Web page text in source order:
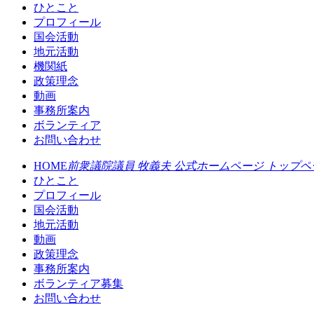
ひとこと
プロフィール
国会活動
地元活動
機関紙
政策理念
動画
事務所案内
ボランティア
お問い合わせ
HOME前衆議院議員 牧義夫 公式ホームページ トップペ
ひとこと
プロフィール
国会活動
地元活動
動画
政策理念
事務所案内
ボランティア募集
お問い合わせ